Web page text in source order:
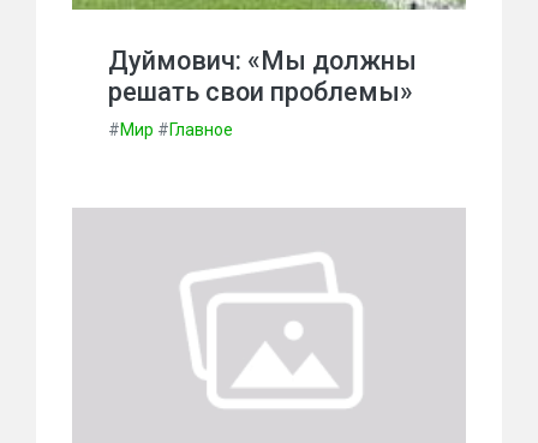
Дуймович: «Мы должны
решать свои проблемы»
#Мир #Главное